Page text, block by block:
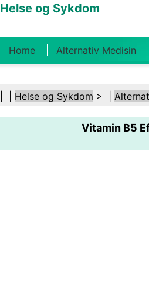
Helse og Sykdom
Home Alternativ Medisin
Kosthold Og Ernæring
Psykisk
Sikkerhet Kirurgi Og
Helse og Sykdom > |
Vitamin B5